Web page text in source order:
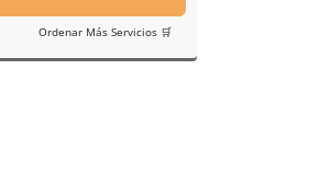
Ordenar Más Servicios 🛒